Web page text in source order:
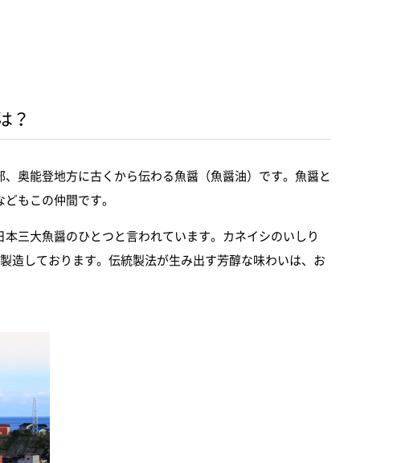
？
奥能登地方に古くから伝わる魚醤（魚醤油）です。魚醤と
もこの仲間です。
三大魚醤のひとつと言われています。カネイシのいしり
造しております。伝統製法が生み出す芳醇な味わいは、お